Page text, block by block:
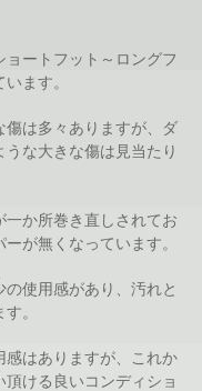
ョートフット～ロングフ
ます。
傷は多々ありますが、ダ
うな大きな傷は見当たり
一か所巻き直しされてお
が無くなっています。
の使用感があり、汚れと
。
感はありますが、これか
頂ける良いコンディショ